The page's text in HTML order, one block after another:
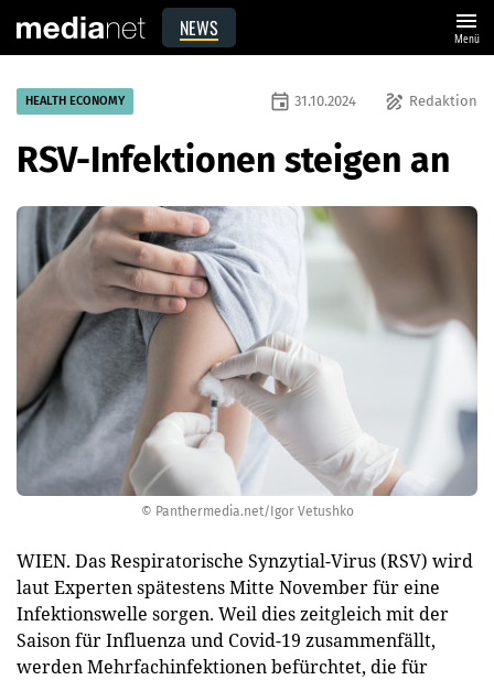
NEWS menu
Menü
© Panthermedia.net/Igor Vetushko
HEALTH ECONOMY draw Redaktion
event 31.10.2024
RSV-Infektionen steigen an
WIEN. Das Respiratorische Synzytial-Virus (RSV) wird
laut Experten spätestens Mitte November für eine
Infektionswelle sorgen. Weil dies zeitgleich mit der
Saison für Influenza und Covid-19 zusammenfällt,
werden Mehrfachinfektionen befürchtet, die für